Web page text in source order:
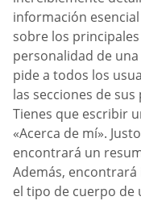
información
sobre los
personalidad de
pide a todos los
las secciones de
Tienes que escribir
«Acerca de mí».
encontrará un
Además,
el tipo de cuerpo de